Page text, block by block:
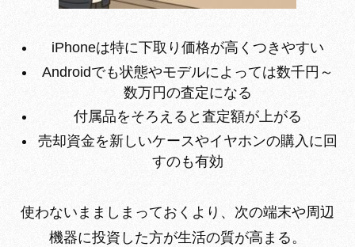
iPhoneは特に下取り価格が高くつきやすい
Androidでも状態やモデルによっては数千円～
数万円の査定になる
付属品をそろえると査定額が上がる
売却資金を新しいケースやイヤホンの購入に回
すのも有効
使わないまましまっておくより、次の端末や周辺
機器に投資した方が生活の質が高まる。